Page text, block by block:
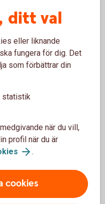
överföra – Swish – Swish
ditt val
eller liknande
fungera för dig. Det
som förbättrar din
statistik
när du vill,
profil när du är
.
cookies